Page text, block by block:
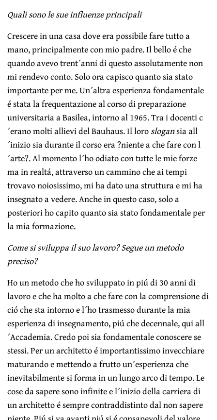
Quali sono le sue influenze principali
Crescere in una casa dove era possibile fare tutto a
mano, principalmente con mio padre. Il bello é che
quando avevo trent´anni di questo assolutamente non
mi rendevo conto. Solo ora capisco quanto sia stato
importante per me. Un´altra esperienza fondamentale
é stata la frequentazione al corso di preparazione
universitaria a Basilea, intorno al 1965. Tra i docenti c
´erano molti allievi del Bauhaus. Il loroslogansia all
´inizio sia durante il corso era ?niente a che fare con l
´arte?. Al momento l´ho odiato con tutte le mie forze
ma in realtá, attraverso un cammino che ai tempi
trovavo noiosissimo, mi ha dato una struttura e mi ha
insegnato a vedere. Anche in questo caso, solo a
posteriori ho capito quanto sia stato fondamentale per
la mia formazione.
Come si sviluppa il suo lavoro? Segue un metodo
preciso?
Ho un metodo che ho sviluppato in piú di 30 anni di
lavoro e che ha molto a che fare con la comprensione di
ció che sta intorno e l´ho trasmesso durante la mia
esperienza di insegnamento, piú che decennale, qui all
´Accademia. Credo poi sia fondamentale conoscere se
stessi. Per un architetto é importantissimo invecchiare
maturando e mettendo a frutto un´esperienza che
inevitabilmente si forma in un lungo arco di tempo. Le
cose da sapere sono infinite e l´inizio della carriera di
un architetto é sempre contraddistinto dal non sapere